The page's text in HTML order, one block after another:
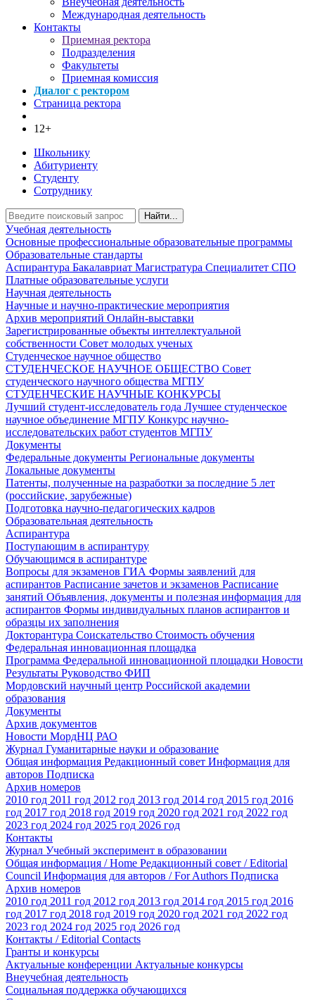
Международная деятельность
Контакты
Приемная ректора
Подразделения
Факультеты
Приемная комиссия
Диалог с ректором
Страница ректора
12+
Школьнику
Абитуриенту
Студенту
Сотруднику
Найти...
Учебная деятельность
Основные профессиональные образовательные программы
Образовательные стандарты
Аспирантура Бакалавриат Магистратура Специалитет СПО
Платные образовательные услуги
Научная деятельность
Научные и научно-практические мероприятия
Архив мероприятий Онлайн-выставки
Зарегистрированные объекты интеллектуальной
собственности Совет молодых ученых
Студенческое научное общество
СТУДЕНЧЕСКОЕ НАУЧНОЕ ОБЩЕСТВО Совет
студенческого научного общества МГПУ
СТУДЕНЧЕСКИЕ НАУЧНЫЕ КОНКУРСЫ
Лучший студент-исследователь года Лучшее студенческое
научное объединение МГПУКонкурс научно-
исследовательских работ студентов МГПУ
Документы
Федеральные документы Региональные документы
Локальные документы
Патенты, полученные на разработки за последние 5 лет
(российские, зарубежные)
Подготовка научно-педагогических кадров
Образовательная деятельность
Аспирантура
Поступающим в аспирантуру
Обучающимся в аспирантуре
Вопросы для экзаменов ГИА Формы заявлений для
аспирантов Расписание зачетов и экзаменов Расписание
занятий Объявления, документы и полезная информация для
аспирантов Формы индивидуальных планов аспирантов и
образцы их заполнения
Докторантура Соискательство Стоимость обучения
Федеральная инновационная площадка
Программа Федеральной инновационной площадки Новости
Результаты Руководство ФИП
Мордовский научный центр Российской академии
образования
Документы
Архив документов
Новости МордНЦ РАО
Журнал Гуманитарные науки и образование
Общая информация Редакционный совет Информация для
авторов Подписка
Архив номеров
2010 год 2011 год 2012 год 2013 год 2014 год 2015 год 2016
год 2017 год 2018 год 2019 год 2020 год 2021 год 2022 год
2023 год 2024 год 2025 год 2026 год
Контакты
Журнал Учебный эксперимент в образовании
Общая информация / Home Редакционный совет / Editorial
Council Информация для авторов / For Authors Подписка
Архив номеров
2010 год 2011 год 2012 год 2013 год 2014 год 2015 год 2016
год 2017 год 2018 год 2019 год 2020 год 2021 год 2022 год
2023 год 2024 год 2025 год 2026 год
Контакты / Editorial Contacts
Гранты и конкурсы
Актуальные конференции Актуальные конкурсы
Внеучебная деятельность
Социальная поддержка обучающихся